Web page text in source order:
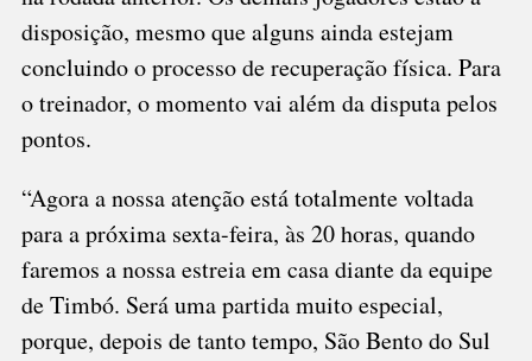
disposição, mesmo que alguns ainda estejam
concluindo o processo de recuperação física. Para
o treinador, o momento vai além da disputa pelos
pontos.
“Agora a nossa atenção está totalmente voltada
para a próxima sexta-feira, às 20 horas, quando
faremos a nossa estreia em casa diante da equipe
de Timbó. Será uma partida muito especial,
porque, depois de tanto tempo, São Bento do Sul